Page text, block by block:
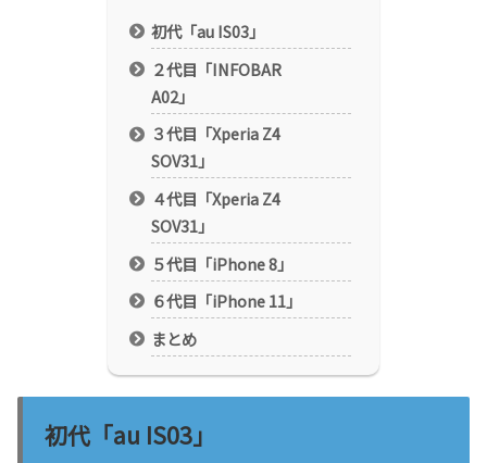
初代「au IS03」
２代目「INFOBAR
A02」
３代目「Xperia Z4
SOV31」
４代目「Xperia Z4
SOV31」
５代目「iPhone 8」
６代目「iPhone 11」
まとめ
初代「au IS03」